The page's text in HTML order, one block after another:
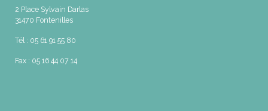
2 Place Sylvain Darlas
31470 Fontenilles
Tél : 05 61 91 55 80
Fax : 05 16 44 07 14